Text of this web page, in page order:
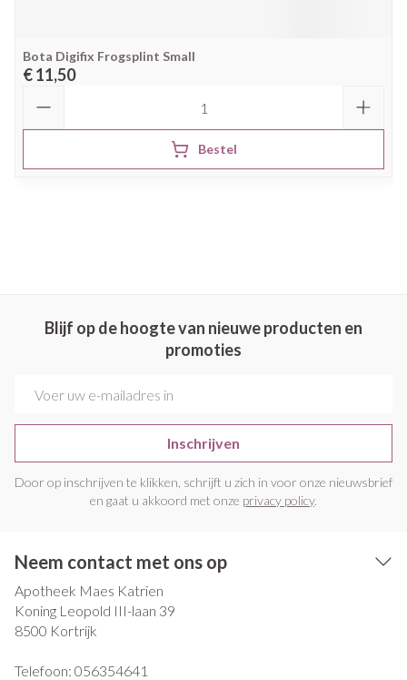
Bota Digifix Frogsplint Small
€ 11,50
Bestel
Blijf op de hoogte van nieuwe producten en
promoties
Inschrijven
Door op inschrijven te klikken, schrijft u zich in voor onze nieuwsbrief
en gaat u akkoord met onze privacy policy.
Neem contact met ons op
Apotheek Maes Katrien
Koning Leopold III-laan 39
8500 Kortrijk
Telefoon: 056354641